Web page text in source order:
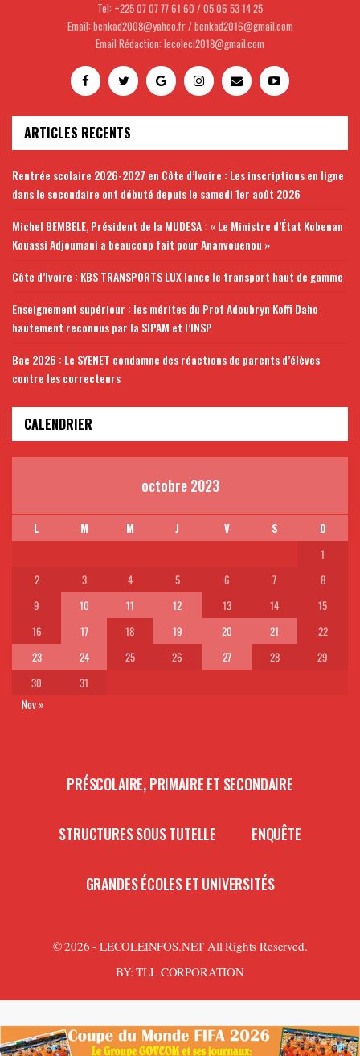
Tel: +225 07 07 77 61 60 / 05 06 53 14 25
Email: benkad2008@yahoo.fr / benkad2016@gmail.com
Email Rédaction: lecoleci2018@gmail.com
ARTICLES RECENTS
Rentrée scolaire 2026-2027 en Côte d’Ivoire : Les inscriptions en ligne
dans le secondaire ont débuté depuis le samedi 1er août 2026
Michel BEMBELE, Président de la MUDESA : « Le Ministre d’État Kobenan
Kouassi Adjoumani a beaucoup fait pour Ananvouenou »
Côte d’Ivoire : KBS TRANSPORTS LUX lance le transport haut de gamme
Enseignement supérieur : les mérites du Prof Adoubryn Koffi Daho
hautement reconnus par la SIPAM et l’INSP
Bac 2026 : Le SYENET condamne des réactions de parents d’élèves
contre les correcteurs
CALENDRIER
octobre 2023
L M M J V S
D
1
2
3 4 5 6 7
8
9
10 11 12 13 14
15
16
17 18 19 20 21
22
23
24 25 26 27 28
29
30
31
Nov »
PRÉSCOLAIRE, PRIMAIRE ET SECONDAIRE
STRUCTURES SOUS TUTELLE ENQUÊTE
GRANDES ÉCOLES ET UNIVERSITÉS
© 2026 - LECOLEINFOS.NET All Rights Reserved.
BY:TLL CORPORATION